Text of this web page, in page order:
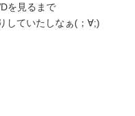
を見るまで
していたしなぁ(；∀;)